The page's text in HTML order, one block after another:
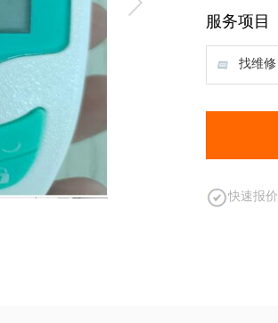
服务项目
找维修
快速报价